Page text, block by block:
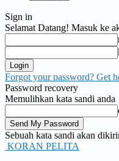
Sign in
Selamat Datang! Masuk ke
Forgot your password? Get
Password recovery
Memulihkan kata sandi anda
Sebuah kata sandi akan
KORAN PELITA